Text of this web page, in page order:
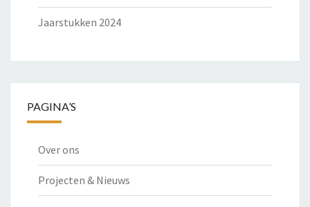
Jaarstukken 2024
PAGINA’S
Over ons
Projecten & Nieuws